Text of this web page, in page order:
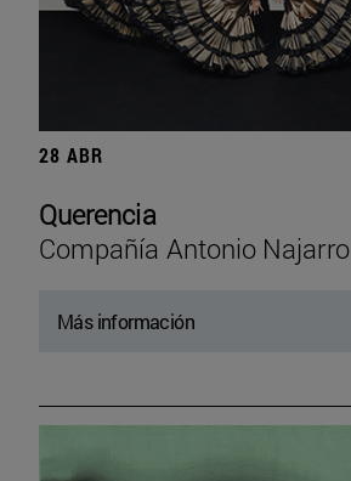
28 ABR
Querencia
Compañía Antonio Najarro
Más información